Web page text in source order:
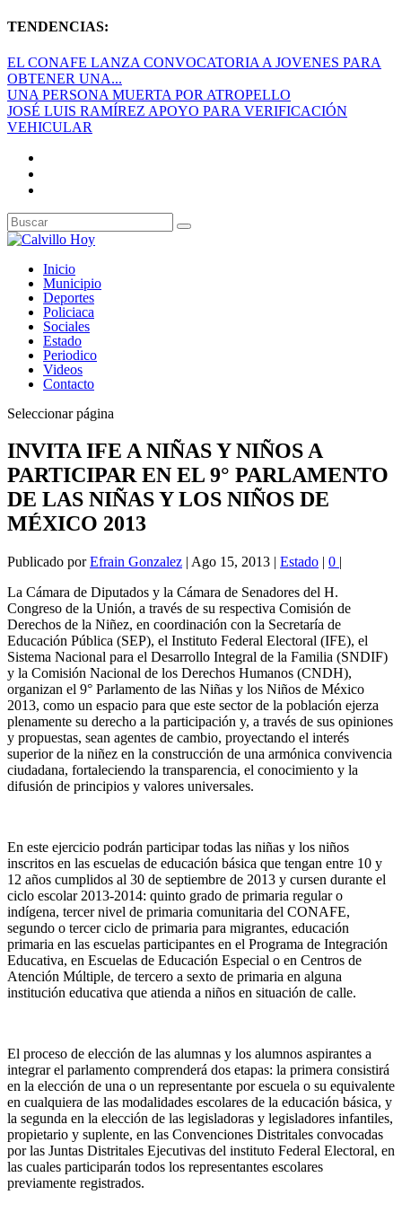
TENDENCIAS:
EL CONAFE LANZA CONVOCATORIA A JOVENES PARA
OBTENER UNA...
UNA PERSONA MUERTA POR ATROPELLO
JOSÉ LUIS RAMÍREZ APOYO PARA VERIFICACIÓN
VEHICULAR
Inicio
Municipio
Deportes
Policiaca
Sociales
Estado
Periodico
Videos
Contacto
Seleccionar página
INVITA IFE A NIÑAS Y NIÑOS A
PARTICIPAR EN EL 9° PARLAMENTO
DE LAS NIÑAS Y LOS NIÑOS DE
MÉXICO 2013
Publicado porEfrain Gonzalez | Ago 15, 2013 | Estado | 0 |
La Cámara de Diputados y la Cámara de Senadores del H.
Congreso de la Unión, a través de su respectiva Comisión de
Derechos de la Niñez, en coordinación con la Secretaría de
Educación Pública (SEP), el Instituto Federal Electoral (IFE), el
Sistema Nacional para el Desarrollo Integral de la Familia (SNDIF)
y la Comisión Nacional de los Derechos Humanos (CNDH),
organizan el 9° Parlamento de las Niñas y los Niños de México
2013, como un espacio para que este sector de la población ejerza
plenamente su derecho a la participación y, a través de sus opiniones
y propuestas, sean agentes de cambio, proyectando el interés
superior de la niñez en la construcción de una armónica convivencia
ciudadana, fortaleciendo la transparencia, el conocimiento y la
difusión de principios y valores universales.
En este ejercicio podrán participar todas las niñas y los niños
inscritos en las escuelas de educación básica que tengan entre 10 y
12 años cumplidos al 30 de septiembre de 2013 y cursen durante el
ciclo escolar 2013-2014: quinto grado de primaria regular o
indígena, tercer nivel de primaria comunitaria del CONAFE,
segundo o tercer ciclo de primaria para migrantes, educación
primaria en las escuelas participantes en el Programa de Integración
Educativa, en Escuelas de Educación Especial o en Centros de
Atención Múltiple, de tercero a sexto de primaria en alguna
institución educativa que atienda a niños en situación de calle.
El proceso de elección de las alumnas y los alumnos aspirantes a
integrar el parlamento comprenderá dos etapas: la primera consistirá
en la elección de una o un representante por escuela o su equivalente
en cualquiera de las modalidades escolares de la educación básica, y
la segunda en la elección de las legisladoras y legisladores infantiles,
propietario y suplente, en las Convenciones Distritales convocadas
por las Juntas Distritales Ejecutivas del instituto Federal Electoral, en
las cuales participarán todos los representantes escolares
previamente registrados.